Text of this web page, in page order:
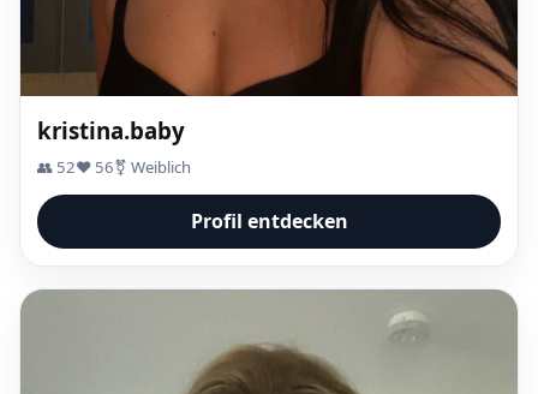
kristina.baby
👥 52❤️ 56⚧ Weiblich
Profil entdecken